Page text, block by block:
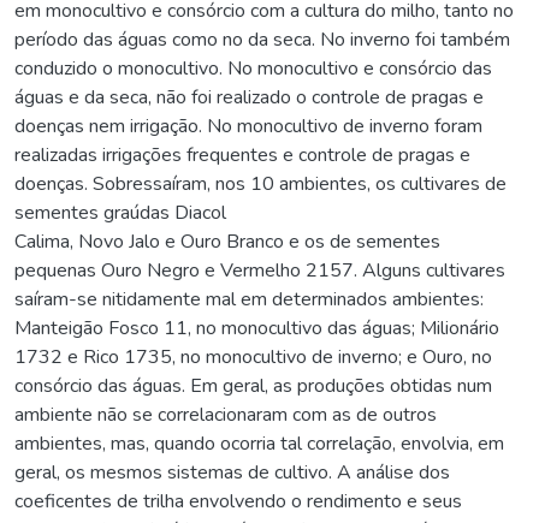
em monocultivo e consórcio com a cultura do milho, tanto no
período das águas como no da seca. No inverno foi também
conduzido o monocultivo. No monocultivo e consórcio das
águas e da seca, não foi realizado o controle de pragas e
doenças nem irrigação. No monocultivo de inverno foram
realizadas irrigações frequentes e controle de pragas e
doenças. Sobressaíram, nos 10 ambientes, os cultivares de
sementes graúdas Diacol
Calima, Novo Jalo e Ouro Branco e os de sementes
pequenas Ouro Negro e Vermelho 2157. Alguns cultivares
saíram-se nitidamente mal em determinados ambientes:
Manteigão Fosco 11, no monocultivo das águas; Milionário
1732 e Rico 1735, no monocultivo de inverno; e Ouro, no
consórcio das águas. Em geral, as produções obtidas num
ambiente não se correlacionaram com as de outros
ambientes, mas, quando ocorria tal correlação, envolvia, em
geral, os mesmos sistemas de cultivo. A análise dos
coeficentes de trilha envolvendo o rendimento e seus